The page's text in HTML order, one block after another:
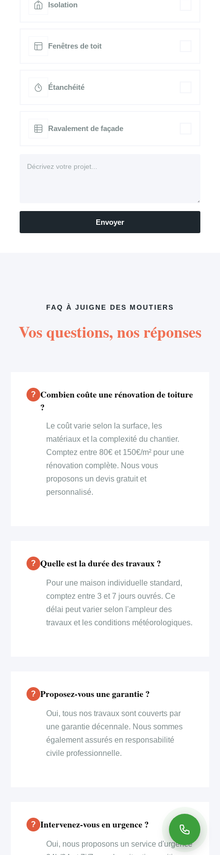
Isolation
Fenêtres de toit
Étanchéité
Ravalement de façade
Envoyer
FAQ À JUIGNE DES MOUTIERS
Vos questions, nos réponses
Combien coûte une rénovation de toiture
?
Le coût varie selon la surface, les
matériaux et la complexité du chantier.
Comptez entre 80€ et 150€/m² pour une
rénovation complète. Nous vous
proposons un devis gratuit et
personnalisé.
Quelle est la durée des travaux ?
Pour une maison individuelle standard,
comptez entre 3 et 7 jours ouvrés. Ce
délai peut varier selon l'ampleur des
travaux et les conditions météorologiques.
Proposez-vous une garantie ?
Oui, tous nos travaux sont couverts par
une garantie décennale. Nous sommes
également assurés en responsabilité
civile professionnelle.
Intervenez-vous en urgence ?
Oui, nous proposons un service d'urgence